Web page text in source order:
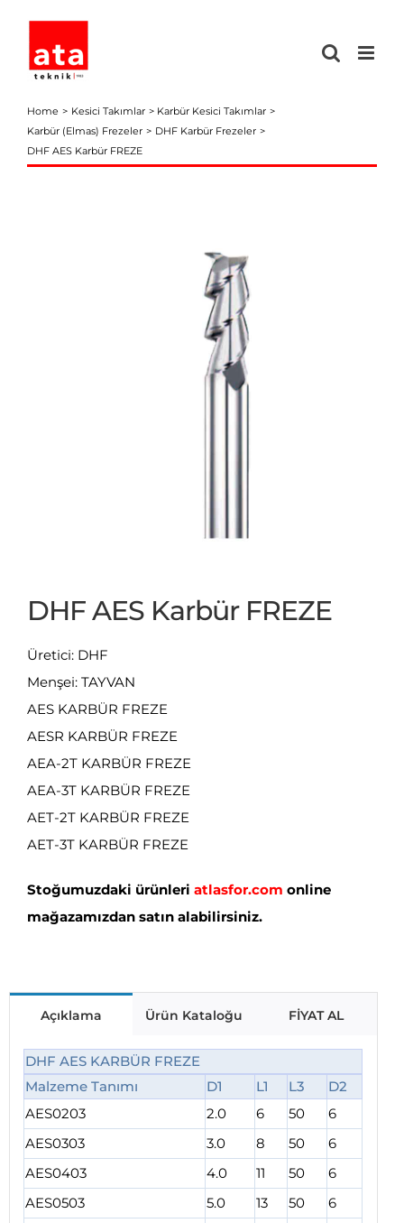
content
Home Kesici Takımlar
Karbür Kesici Takımlar
Karbür (Elmas) Frezeler
DHF Karbür Frezeler
DHF AES Karbür FREZE
DHF AES Karbür FREZE
Üretici: DHF
Menşei: TAYVAN
AES KARBÜR FREZE
AESR KARBÜR FREZE
AEA-2T KARBÜR FREZE
AEA-3T KARBÜR FREZE
AET-2T KARBÜR FREZE
AET-3T KARBÜR FREZE
Stoğumuzdaki ürünleri atlasfor.com online
mağazamızdan satın alabilirsiniz.
Açıklama Ürün Kataloğu FİYAT AL
DHF AES KARBÜR FREZE
Malzeme Tanımı
D1 L1 L3
D2
AES0203
2.0 6 50
6
AES0303
3.0 8 50
6
AES0403
4.0 11 50
6
AES0503
5.0 13 50
6